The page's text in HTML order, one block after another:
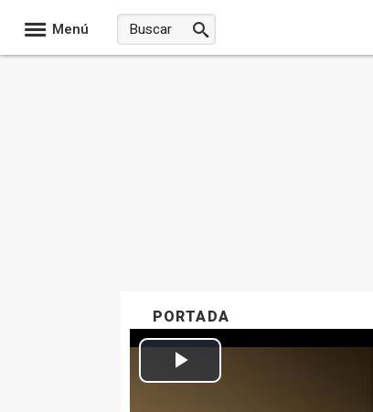
Menú
PORTADA